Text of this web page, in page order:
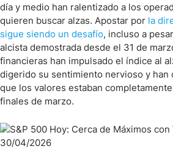
día y medio han ralentizado a los
quieren buscar alzas. Apostar por la
sigue siendo un desafío, incluso a
alcista demostrada desde el 31 de
financieras han impulsado el índice al
digerido su sentimiento nervioso y han
que los valores estaban
finales de marzo.